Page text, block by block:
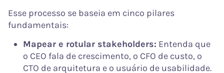
Esse processo se baseia em cinco pilares
fundamentais:
Mapear e rotular stakeholders: Entenda que
o CEO fala de crescimento, o CFO de custo, o
CTO de arquitetura e o usuário de usabilidade.